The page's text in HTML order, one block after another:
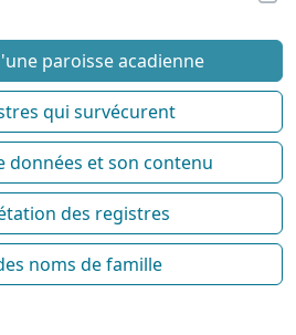
paroisse acadienne
qui survécurent
données et son contenu
des registres
noms de famille